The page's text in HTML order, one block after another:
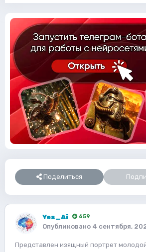
Поделиться
Yes_Ai 659
Опубликовано 4 сентября,
Представлен изящный портрет